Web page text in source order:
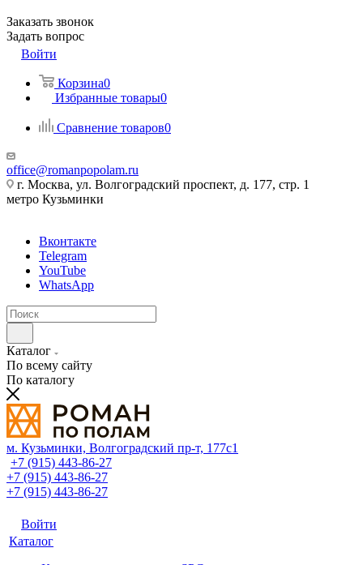
Заказать звонок
Задать вопрос
Войти
Корзина0
Избранные товары0
Сравнение товаров0
office@romanpopolam.ru
г. Москва, ул. Волгоградский проспект, д. 177, стр. 1
метро Кузьминки
Вконтакте
Telegram
YouTube
WhatsApp
Каталог
По всему сайту
По каталогу
м. Кузьминки, Волгоградский пр‑т, 177с1
+7 (915) 443-86-27
+7 (915) 443-86-27
+7 (915) 443-86-27
Войти
Каталог